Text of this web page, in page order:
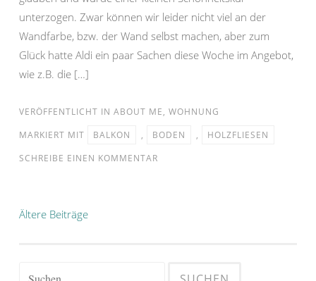
unterzogen. Zwar können wir leider nicht viel an der
Wandfarbe, bzw. der Wand selbst machen, aber zum
Glück hatte Aldi ein paar Sachen diese Woche im Angebot,
wie z.B. die […]
VERÖFFENTLICHT IN ABOUT ME, WOHNUNG
MARKIERT MIT
BALKON , BODEN ,
HOLZFLIESEN
SCHREIBE EINEN KOMMENTAR
Beitragsnavigation
Ältere Beiträge
Suchen